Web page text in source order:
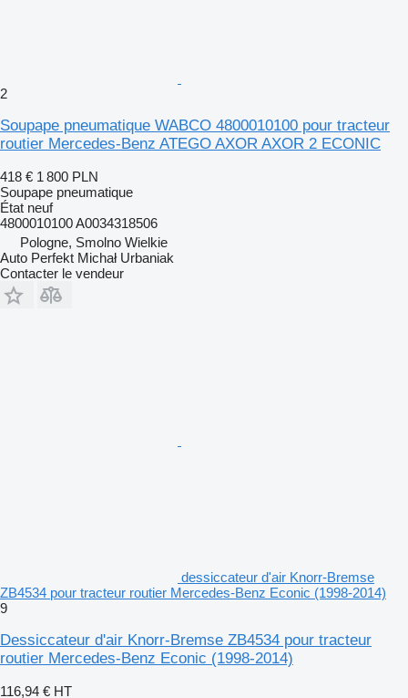
2
Soupape pneumatique WABCO 4800010100 pour tracteur
routier Mercedes-Benz ATEGO AXOR AXOR 2 ECONIC
418 € 1 800 PLN
Soupape pneumatique
État neuf
4800010100 A0034318506
Pologne, Smolno Wielkie
Auto Perfekt Michał Urbaniak
Contacter le vendeur
dessiccateur d'air Knorr-Bremse
ZB4534 pour tracteur routier Mercedes-Benz Econic (1998-2014)
9
Dessiccateur d'air Knorr-Bremse ZB4534 pour tracteur
routier Mercedes-Benz Econic (1998-2014)
116,94 € HT